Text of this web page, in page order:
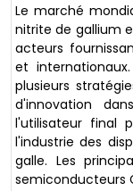
Le marché
nitrite de gallium
acteurs
et
plusieurs
d'innovation
l'utilisateur final
l'industrie des
galle. Les
semiconducteurs